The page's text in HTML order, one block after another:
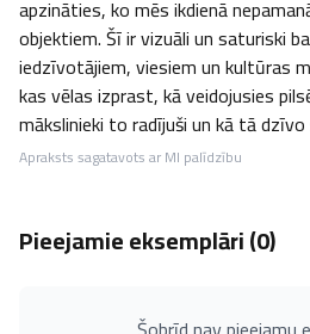
apzināties, ko mēs ikdienā
objektiem. Šī ir vizuāli un saturiski
iedzīvotājiem, viesiem un kultūras
kas vēlas izprast, kā veidojusies
mākslinieki to radījuši un kā tā
Apraksts sagatavots ar MI palīdzību
Pieejamie eksemplāri (0)